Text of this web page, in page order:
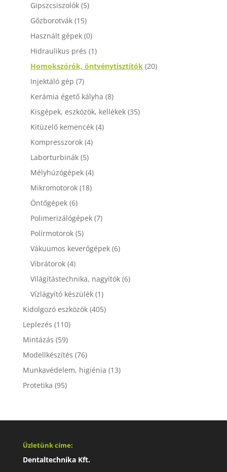
Gipszcsiszolók (5)
Gőzborotvák (15)
Használt gépek (0)
Hidraulikus prés (1)
Homokszórók, öntvénytisztítók (20)
Injektáló gép (7)
Kerámia égető kályha (8)
Kisgépek, eszközök, kellékek (35)
Kitüzelő kemencék (4)
Kompresszorok (4)
Laborturbinák (5)
Mélyhúzógépek (4)
Mikromotorok (18)
Öntőgépek (6)
Polimerizálógépek (7)
Polírmotorok (5)
Vákuumos keverőgépek (6)
Vibrátorok (4)
Világítástechnika, nagyítók (6)
Vízlágyító készülék (1)
Kidolgozó eszközök (405)
Leplezés (110)
Mintázás (59)
Modellkészítés (76)
Munkavédelem, higiénia (13)
Protetika (95)
Üzletünk címe:
Dentaltechnika Kft.